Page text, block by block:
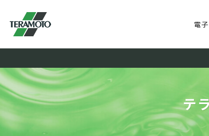
電
テ